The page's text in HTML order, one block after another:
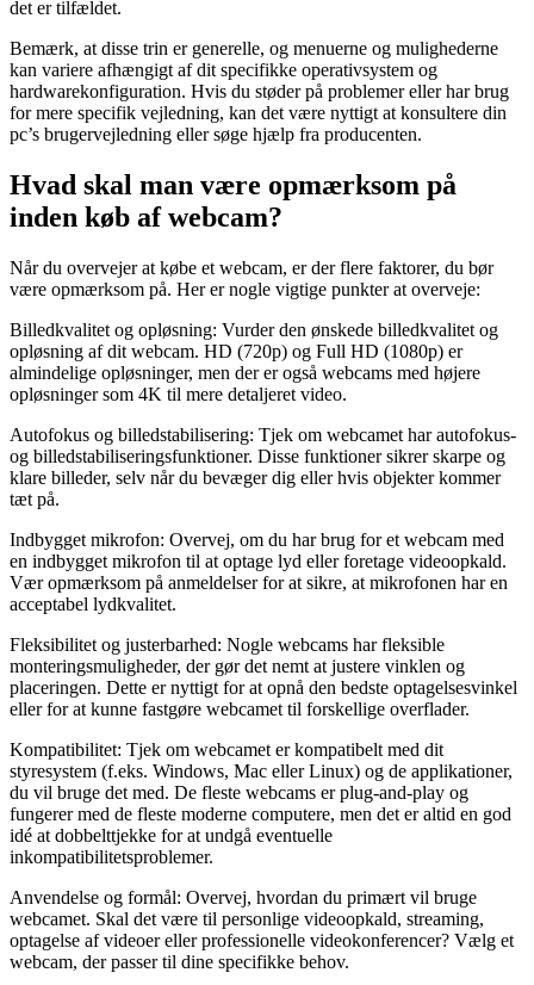
det er tilfældet.
Bemærk, at disse trin er generelle, og menuerne og mulighederne
kan variere afhængigt af dit specifikke operativsystem og
hardwarekonfiguration. Hvis du støder på problemer eller har brug
for mere specifik vejledning, kan det være nyttigt at konsultere din
pc’s brugervejledning eller søge hjælp fra producenten.
Hvad skal man være opmærksom på
inden køb af webcam?
Når du overvejer at købe et webcam, er der flere faktorer, du bør
være opmærksom på. Her er nogle vigtige punkter at overveje:
Billedkvalitet og opløsning: Vurder den ønskede billedkvalitet og
opløsning af dit webcam. HD (720p) og Full HD (1080p) er
almindelige opløsninger, men der er også webcams med højere
opløsninger som 4K til mere detaljeret video.
Autofokus og billedstabilisering: Tjek om webcamet har autofokus-
og billedstabiliseringsfunktioner. Disse funktioner sikrer skarpe og
klare billeder, selv når du bevæger dig eller hvis objekter kommer
tæt på.
Indbygget mikrofon: Overvej, om du har brug for et webcam med
en indbygget mikrofon til at optage lyd eller foretage videoopkald.
Vær opmærksom på anmeldelser for at sikre, at mikrofonen har en
acceptabel lydkvalitet.
Fleksibilitet og justerbarhed: Nogle webcams har fleksible
monteringsmuligheder, der gør det nemt at justere vinklen og
placeringen. Dette er nyttigt for at opnå den bedste optagelsesvinkel
eller for at kunne fastgøre webcamet til forskellige overflader.
Kompatibilitet: Tjek om webcamet er kompatibelt med dit
styresystem (f.eks. Windows, Mac eller Linux) og de applikationer,
du vil bruge det med. De fleste webcams er plug-and-play og
fungerer med de fleste moderne computere, men det er altid en god
idé at dobbelttjekke for at undgå eventuelle
inkompatibilitetsproblemer.
Anvendelse og formål: Overvej, hvordan du primært vil bruge
webcamet. Skal det være til personlige videoopkald, streaming,
optagelse af videoer eller professionelle videokonferencer? Vælg et
webcam, der passer til dine specifikke behov.